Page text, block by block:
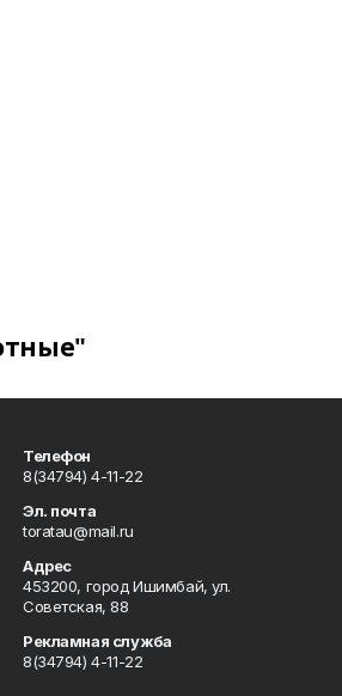
Телефон
8(34794) 4-11-22
Эл. почта
toratau@mail.ru
Адрес
453200, город Ишимбай, ул.
Советская, 88
Рекламная служба
8(34794) 4-11-22